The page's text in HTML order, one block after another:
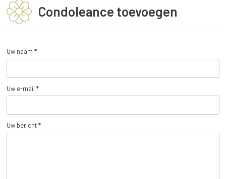
Condoleance toevoegen
Uw naam *
Uw e-mail *
Uw bericht *